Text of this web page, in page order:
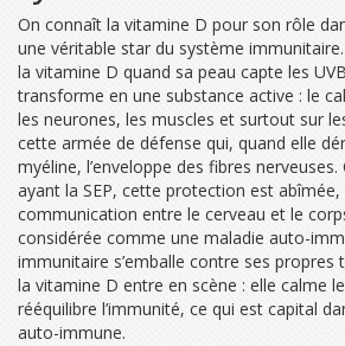
On connaît la vitamine D pour son rôle
une véritable star du système
la vitamine D quand sa peau capte les
transforme en une substance active : le
les neurones, les muscles et surtout sur
cette armée de défense qui, quand elle
myéline, l’enveloppe des fibres
ayant la SEP, cette protection est
communication entre le cerveau et le
considérée comme une maladie auto-
immunitaire s’emballe contre ses propres
la vitamine D entre en scène : elle calme
rééquilibre l’immunité, ce qui est capital
auto-immune.